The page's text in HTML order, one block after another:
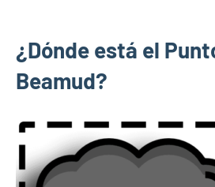
limpios en
municipios
de Cuenca
10,
2024
¿Dónde está el
Beamud?